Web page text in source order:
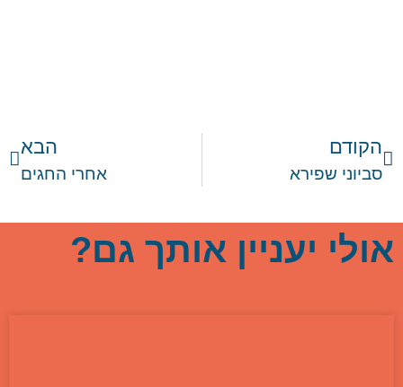
הקודם
סביוני שפירא
הבא
אחרי החגים
אולי יעניין אותך גם?